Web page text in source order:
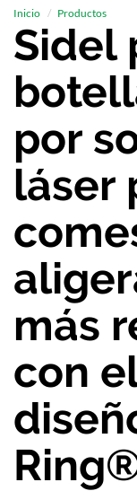
Inicio Productos
Sidel
por
láser
más
con